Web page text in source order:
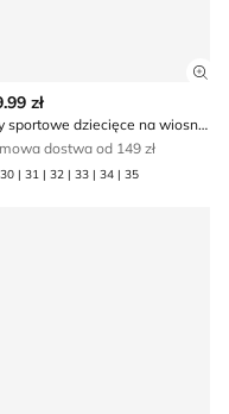
szczegóły produktu
zł
Buty sportowe dziecięce na wiosnę Star Wars
dostwa od 149 zł
| 31 | 32 | 33 | 34 | 35